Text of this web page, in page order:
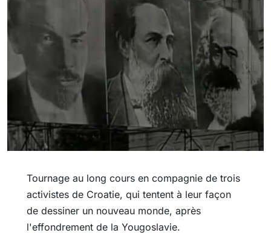
Tournage au long cours en compagnie de trois
activistes de Croatie, qui tentent à leur façon
de dessiner un nouveau monde, après
l'effondrement de la Yougoslavie.